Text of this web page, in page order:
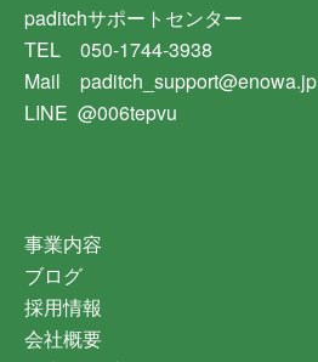
paditchサポートセンター
TEL 050-1744-3938
Mail paditch_support@enowa.jp
LINE @006tepvu
事業内容
ブログ
採用情報
会社概要